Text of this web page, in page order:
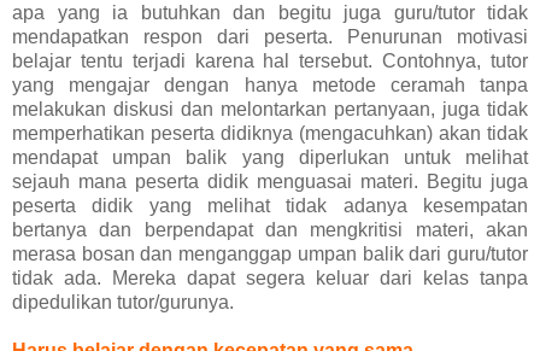
apa yang ia butuhkan dan begitu juga guru/tutor tidak
mendapatkan respon dari peserta. Penurunan motivasi
belajar tentu terjadi karena hal tersebut. Contohnya, tutor
yang mengajar dengan hanya metode ceramah tanpa
melakukan diskusi dan melontarkan pertanyaan, juga tidak
memperhatikan peserta didiknya (mengacuhkan) akan tidak
mendapat umpan balik yang diperlukan untuk melihat
sejauh mana peserta didik menguasai materi. Begitu juga
peserta didik yang melihat tidak adanya kesempatan
bertanya dan berpendapat dan mengkritisi materi, akan
merasa bosan dan menganggap umpan balik dari guru/tutor
tidak ada. Mereka dapat segera keluar dari kelas tanpa
dipedulikan tutor/gurunya.